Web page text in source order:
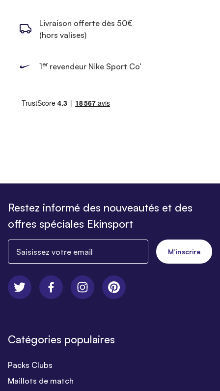
Livraison offerte dès 50€
(hors valises)
1errevendeur Nike Sport Co’
Restez informé des nouveautés et des
offres spéciales Ekinsport
M’inscrire
Catégories populaires
Packs Clubs
Maillots de match